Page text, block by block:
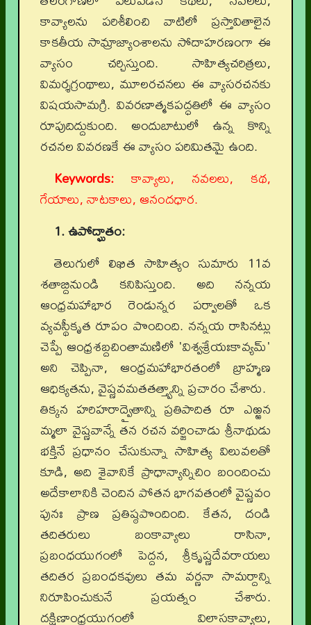
కావ్యాలను పరిశీలించి వాటిలో ప్రస్తావితాలైన
కాకతీయ సామ్రాజ్యాంశాలను సోదాహరణంగా ఈ
వ్యాసం చర్చిస్తుంది. సాహిత్యచరిత్రలు,
విమర్శగ్రంథాలు, మూలరచనలు ఈ వ్యాసరచనకు
విషయసామగ్రి. వివరణాత్మకపద్ధతిలో ఈ వ్యాసం
రూపుదిద్దుకుంది. అందుబాటులో ఉన్న కొన్ని
రచనల వివరణకే ఈ వ్యాసం పరిమితమై ఉంది.
Keywords: కావ్యాలు, నవలలు, కథ,
గేయాలు, నాటకాలు, ఆనందధార.
1. ఉపోద్ఘాతం:
తెలుగులో లిఖిత సాహిత్యం సుమారు 11వ
శతాబ్దినుండి కనిపిస్తుంది. అది నన్నయ
ఆంధ్రమహాభార రెండున్నర పర్వాలతో ఒక
వ్యవస్థీకృత రూపం పొందింది. నన్నయ రాసినట్లు
చెప్పే ఆంధ్రశబ్దచింతామణిలో 'విశ్వశ్రేయఃకావ్యమ్'
అని చెప్పినా, ఆంధ్రమహాభారతంలో బ్రాహ్మణ
ఆధిక్యతను, వైష్ణవమతతత్త్వాన్ని ప్రచారం చేశారు.
తిక్కన హరిహరాద్వైతాన్ని ప్రతిపాదిత రూ ఎఱ్ఱన
మ్మలా వైష్ణవాన్నే తన రచన వర్జించాడు శ్రీనాథుడు
భక్తినే ప్రధానం చేసుకున్నా సాహిత్య విలువలతో
కూడి, అది శైవానికే ప్రాధాన్యాన్నిచిం బంందించు
అదేకాలానికి చెందిన పోతన భాగవతంలో వైష్ణవం
పునః ప్రాణ ప్రతిష్ఠపొందింది. కేతన, దండి
తదితరులు బంకావ్యాలు రాసినా,
ప్రబంధయుగంలో పెద్దన, శ్రీకృష్ణదేవరాయలు
తదితర ప్రబంధకవులు తమ వర్ణనా సామర్దాన్ని
నిరూపించుకునే ప్రయత్నం చేశారు.
దక్షిణాంధ్రయుగంలో విలాసకావ్యాలు,